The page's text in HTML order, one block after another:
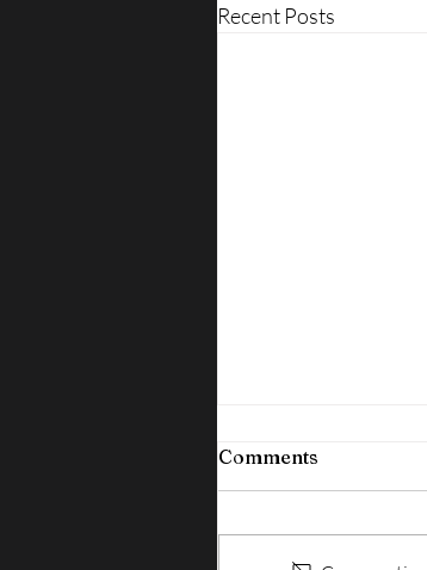
Recent Posts
Comments